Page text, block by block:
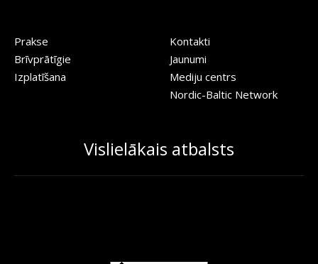
Prakse
Brīvprātīgie
Izplatīšana
Kontakti
Jaunumi
Mediju centrs
Nordic-Baltic Network
Vislielākais atbalsts